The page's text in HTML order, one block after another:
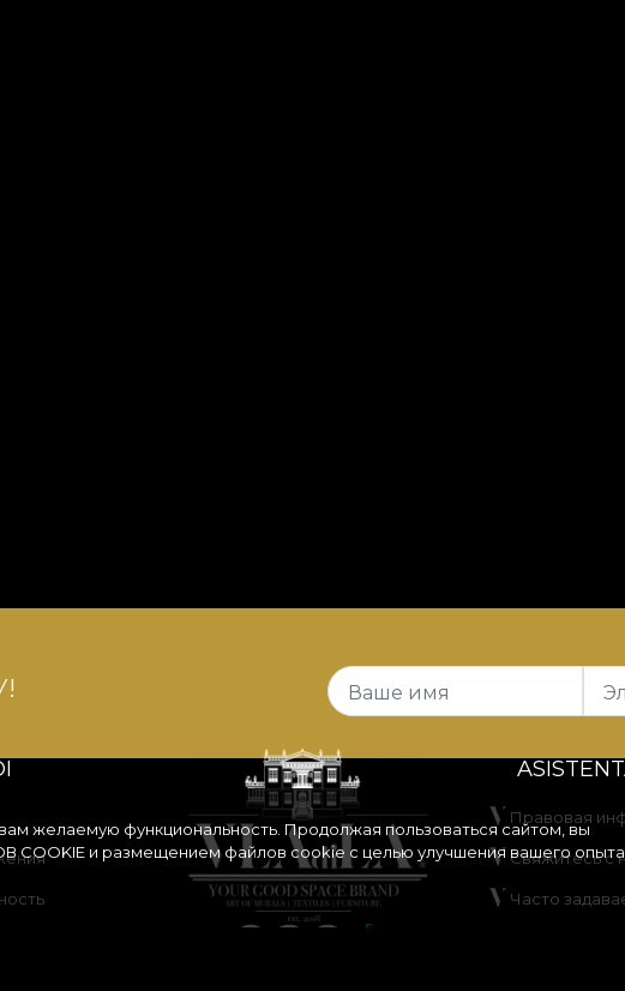
желаемую функциональность. Продолжая пользоваться сайтом, вы
и размещением файлов cookie с целью улучшения вашего опыта.
Ваше имя
Правовая
Свяжитесь с
Часто